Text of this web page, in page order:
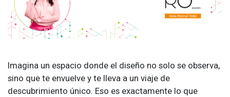
Imagina un espacio donde el diseño no solo se observa,
sino que te envuelve y te lleva a un viaje de
descubrimiento único. Eso es exactamente lo que